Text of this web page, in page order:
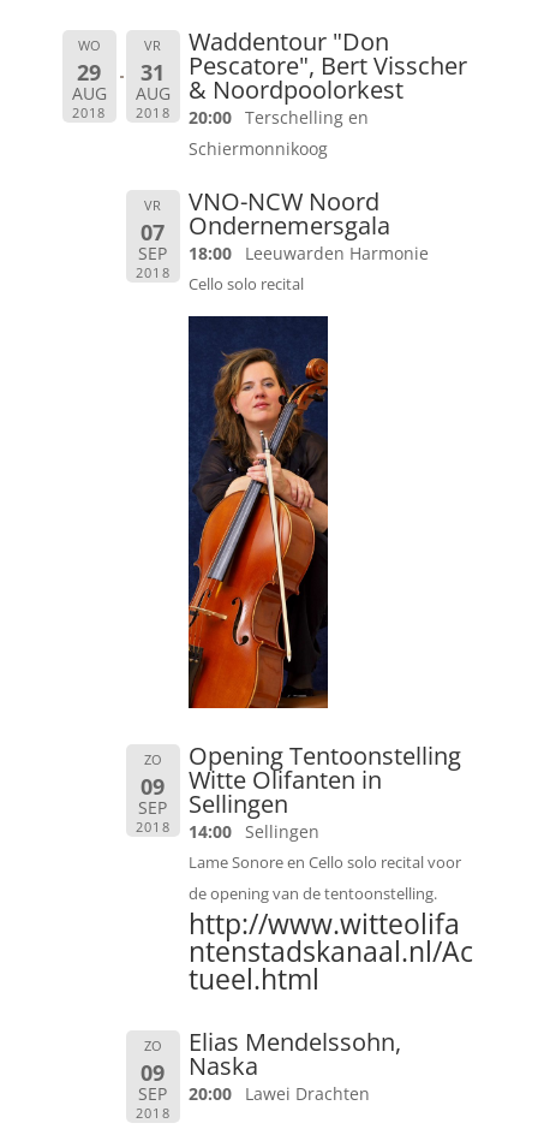
WO
29
AUG
2018
VR
31
AUG
2018
Waddentour "Don
Pescatore", Bert Visscher
& Noordpoolorkest
20:00 Terschelling en
Schiermonnikoog
VR
07
SEP
2018
VNO-NCW Noord
Ondernemersgala
18:00 Leeuwarden Harmonie
Cello solo recital
ZO
09
SEP
2018
Opening Tentoonstelling
Witte Olifanten in
Sellingen
14:00 Sellingen
Lame Sonore en Cello solo recital voor
de opening van de tentoonstelling.
http://www.witteolifa
ntenstadskanaal.nl/Ac
tueel.html
ZO
09
SEP
2018
Elias Mendelssohn,
Naska
20:00 Lawei Drachten